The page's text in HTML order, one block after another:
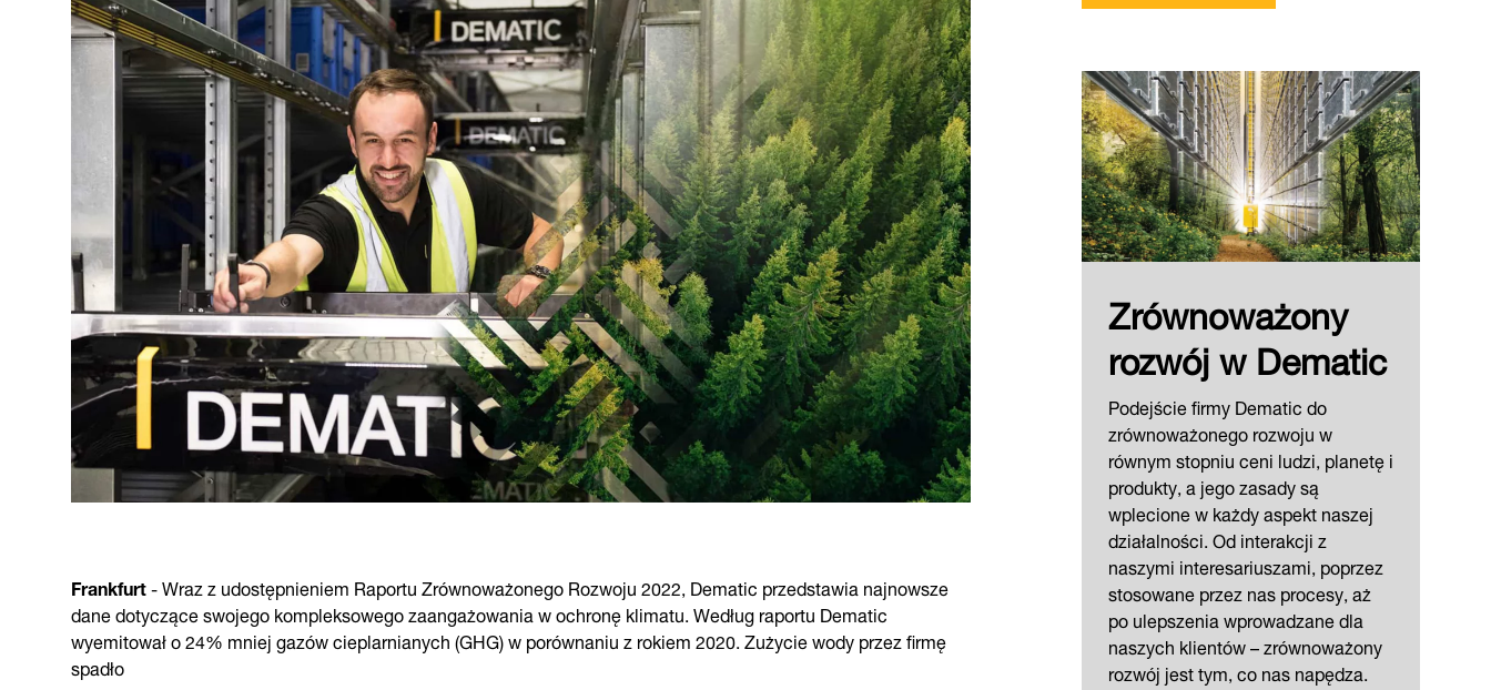
Zrównoważony
rozwój w Dematic
Podejście firmy Dematic do
zrównoważonego rozwoju w
równym stopniu ceni ludzi, planetę i
produkty, a jego zasady są
wplecione w każdy aspekt naszej
działalności. Od interakcji z
naszymi interesariuszami, poprzez
stosowane przez nas procesy, aż
po ulepszenia wprowadzane dla
naszych klientów – zrównoważony
rozwój jest tym, co nas napędza.
Frankfurt- Wraz z udostępnieniem Raportu Zrównoważonego Rozwoju 2022, Dematic przedstawia najnowsze
dane dotyczące swojego kompleksowego zaangażowania w ochronę klimatu. Według raportu Dematic
wyemitował o 24% mniej gazów cieplarnianych (GHG) w porównaniu z rokiem 2020. Zużycie wody przez firmę
spadło